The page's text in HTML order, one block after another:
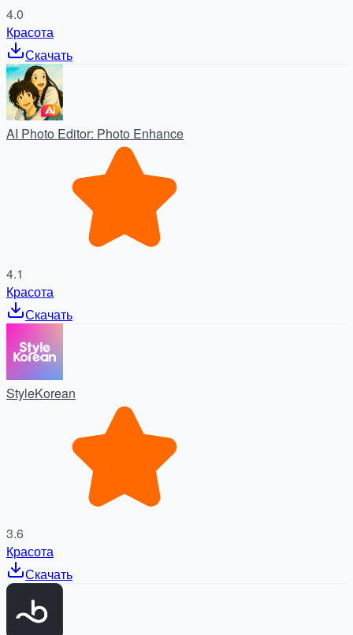
4.0
Красота
Скачать
AI Photo Editor: Photo Enhance
4.1
Красота
Скачать
StyleKorean
3.6
Красота
Скачать